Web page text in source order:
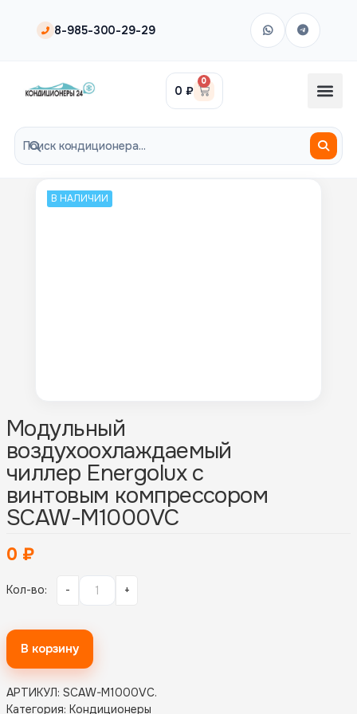
8-985-300-29-29
0 ₽
0
В НАЛИЧИИ
Модульный
воздухоохлаждаемый
чиллер Energolux с
винтовым компрессором
SCAW-M1000VC
0 ₽
Кол-во: - +
В корзину
АРТИКУЛ: SCAW-M1000VC.
Категория: Кондиционеры